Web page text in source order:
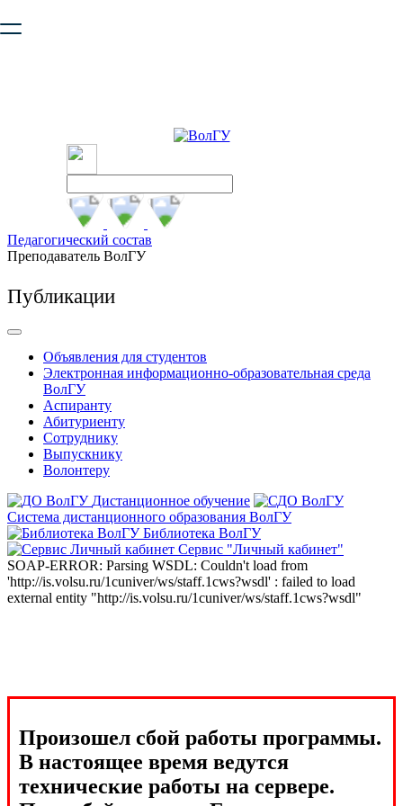
безопасную работу с сайтом. Пожалуйста
Педагогический состав
Преподаватель ВолГУ
Публикации
Объявления для студентов
Электронная информационно-образовательная среда
ВолГУ
Аспиранту
Абитуриенту
Сотруднику
Выпускнику
Волонтеру
Дистанционное обучение
Система дистанционного образования ВолГУ
Библиотека ВолГУ
Сервис "Личный кабинет"
SOAP-ERROR: Parsing WSDL: Couldn't load from
'http://is.volsu.ru/1cuniver/ws/staff.1cws?wsdl' : failed to load
external entity "http://is.volsu.ru/1cuniver/ws/staff.1cws?wsdl"
Произошел сбой работы программы.
В настоящее время ведутся
технические работы на сервере.